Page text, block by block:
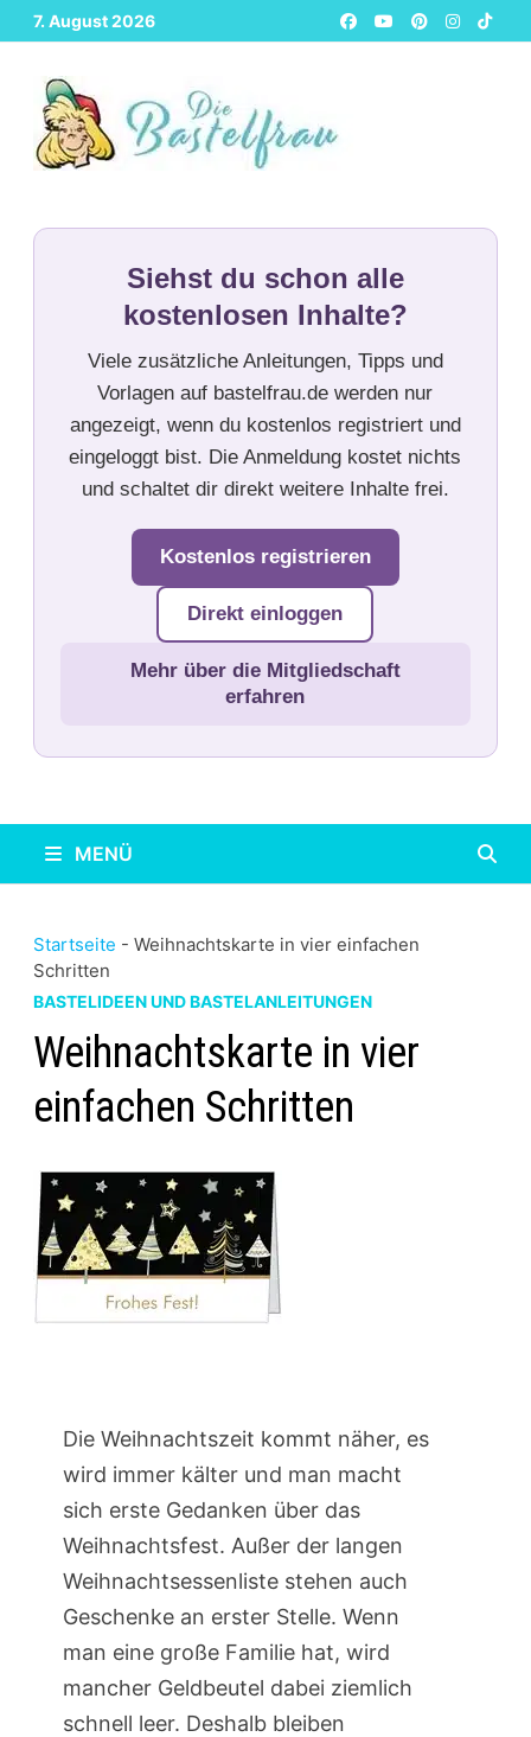
Zurück
zum
Inhalt
7. August 2026
Siehst du schon alle
kostenlosen Inhalte?
Viele zusätzliche Anleitungen, Tipps und
Vorlagen auf bastelfrau.de werden nur
angezeigt, wenn du kostenlos registriert und
eingeloggt bist. Die Anmeldung kostet nichts
und schaltet dir direkt weitere Inhalte frei.
Kostenlos registrieren
Direkt einloggen
Mehr über die Mitgliedschaft
erfahren
MENÜ
Startseite - Weihnachtskarte in vier einfachen
Schritten
BASTELIDEEN UND BASTELANLEITUNGEN
Weihnachtskarte in vier
einfachen Schritten
Die Weihnachtszeit kommt näher, es
wird immer kälter und man macht
sich erste Gedanken über das
Weihnachtsfest. Außer der langen
Weihnachtsessenliste stehen auch
Geschenke an erster Stelle. Wenn
man eine große Familie hat, wird
mancher Geldbeutel dabei ziemlich
schnell leer. Deshalb bleiben